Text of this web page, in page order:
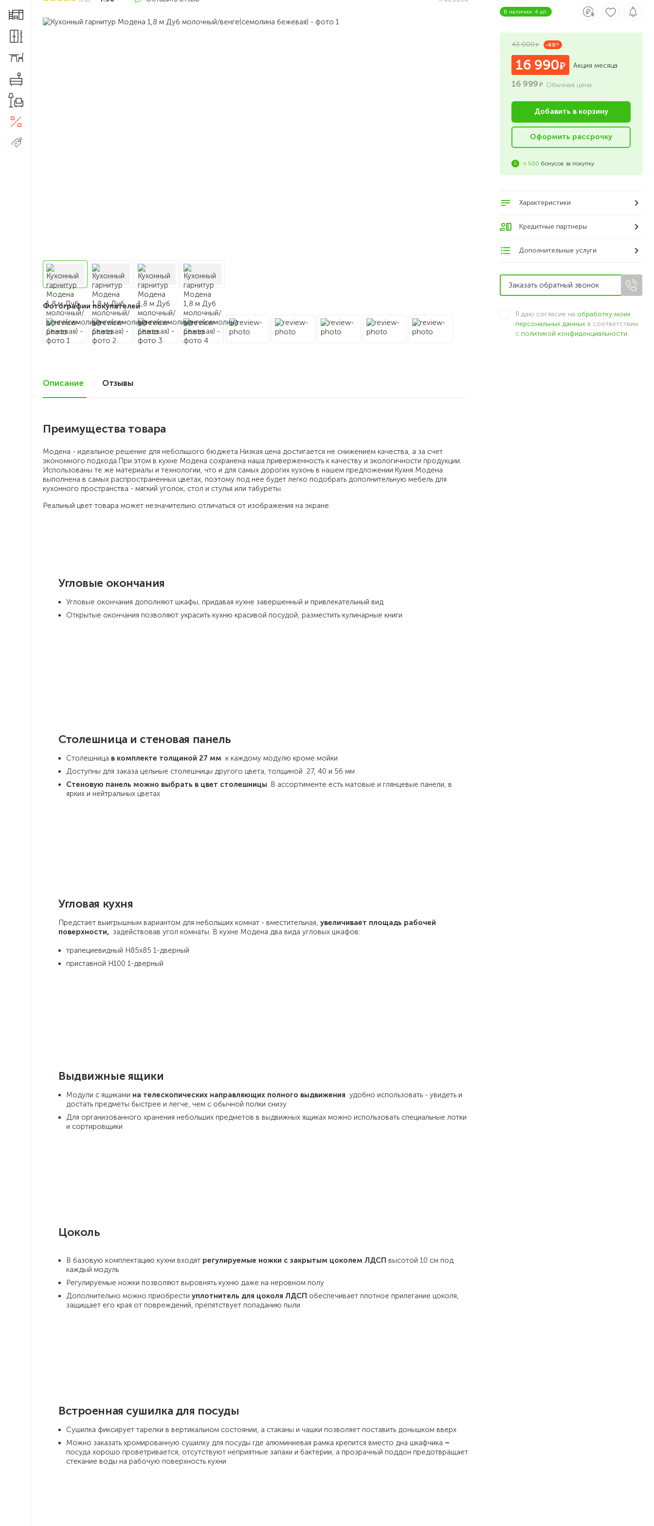
Фотографии покупателей
Описание Отзывы
Преимущества товара
Модена - идеальное решение для небольшого бюджета.Низкая цена достигается не снижением качества, а за счет
экономного подхода.При этом в кухне Модена сохранена наша приверженность к качеству и экологичности продукции.
Использованы те же материалы и технологии, что и для самых дорогих кухонь в нашем предложении.Кухня Модена
выполнена в самых распространенных цветах, поэтому под нее будет легко подобрать дополнительную мебель для
кухонного пространства - мягкий уголок, стол и стулья или табуреты.
Реальный цвет товара может незначительно отличаться от изображения на экране.
Угловые окончания
Угловые окончания дополняют шкафы, придавая кухне завершенный и привлекательный вид
Открытые окончания позволяют украсить кухню красивой посудой, разместить кулинарные книги
Столешница и стеновая панель
Столешница в комплекте толщиной 27 мм к каждому модулю кроме мойки
Доступны для заказа цельные столешницы другого цвета, толщиной 27, 40 и 56 мм
Стеновую панель можно выбрать в цвет столешницы . В ассортименте есть матовые и глянцевые панели, в
ярких и нейтральных цветах
Угловая кухня
Предстает выигрышным вариантом для небольших комнат - вместительная, увеличивает площадь рабочей
поверхности, задействовав угол комнаты. В кухне Модена два вида угловых шкафов:
трапециевидный Н85х85 1-дверный
приставной Н100 1-дверный
Выдвижные ящики
Модули с ящиками на телескопических направляющих полного выдвижения удобно использовать - увидеть и
достать предметы быстрее и легче, чем с обычной полки снизу
Для организованного хранения небольших предметов в выдвижных ящиках можно использовать специальные лотки
и сортировщики
Цоколь
В базовую комплектацию кухни входят регулируемые ножки с закрытым цоколем ЛДСП высотой 10 см под
каждый модуль
Регулируемые ножки позволяют выровнять кухню даже на неровном полу
Дополнительно можно приобрести уплотнитель для цоколя ЛДСП обеспечивает плотное прилегание цоколя,
защищает его края от повреждений, препятствует попаданию пыли
Встроенная сушилка для посуды
Сушилка фиксирует тарелки в вертикальном состоянии, а стаканы и чашки позволяет поставить донышком вверх
Можно заказать хромированную сушилку для посуды где алюминиевая рамка крепится вместо дна шкафчика –
посуда хорошо проветривается, отсутствуют неприятные запахи и бактерии, а прозрачный поддон предотвращает
стекание воды на рабочую поверхность кухни
В наличии: 4 шт.
43 000 -60 %
16 990 Акция месяца
16 999 Обычная цена
Добавить в корзину
Оформить рассрочку
+ 500 бонусов за покупку
Характеристики
Кредитные партнеры
Дополнительные услуги
Я даю согласие на обработку моих
персональных данных в соответствии
с политикой конфиденциальности